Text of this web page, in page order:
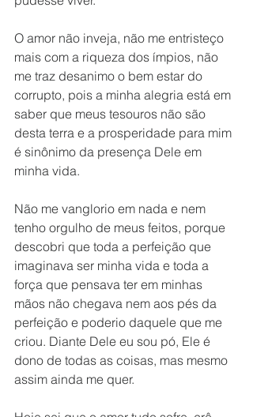
O amor não inveja, não me entristeço
mais com a riqueza dos ímpios, não
me traz desanimo o bem estar do
corrupto, pois a minha alegria está em
saber que meus tesouros não são
desta terra e a prosperidade para mim
é sinônimo da presença Dele em
minha vida.
Não me vanglorio em nada e nem
tenho orgulho de meus feitos, porque
descobri que toda a perfeição que
imaginava ser minha vida e toda a
força que pensava ter em minhas
mãos não chegava nem aos pés da
perfeição e poderio daquele que me
criou. Diante Dele eu sou pó, Ele é
dono de todas as coisas, mas mesmo
assim ainda me quer.